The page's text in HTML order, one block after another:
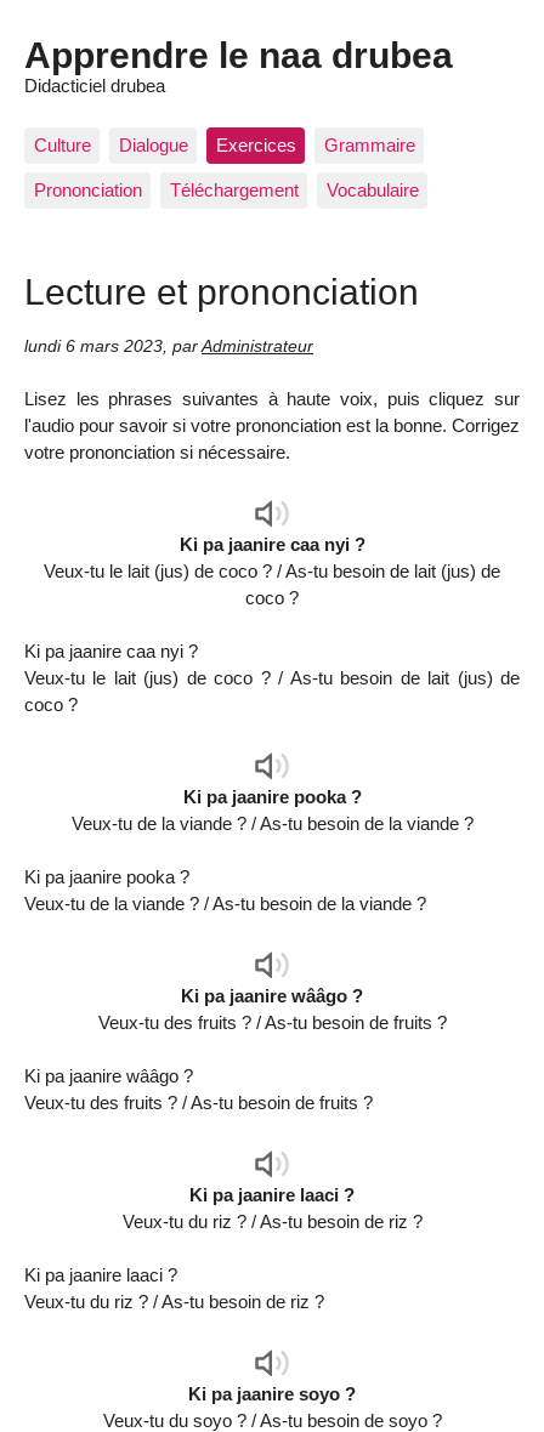
Apprendre le naa drubea
Didacticiel drubea
Culture Dialogue Exercices Grammaire
Prononciation Téléchargement Vocabulaire
Lecture et prononciation
lundi 6 mars 2023 par Administrateur
Lisez les phrases suivantes à haute voix, puis cliquez sur
l'audio pour savoir si votre prononciation est la bonne. Corrigez
votre prononciation si nécessaire.
Audio
Player
Ki pa jaanire caa nyi ?
Veux-tu le lait (jus) de coco ? / As-tu besoin de lait (jus) de
coco ?
Ki pa jaanire caa nyi ?
Veux-tu le lait (jus) de coco ? / As-tu besoin de lait (jus) de
coco ?
Audio
Player
Ki pa jaanire pooka ?
Veux-tu de la viande ? / As-tu besoin de la viande ?
Ki pa jaanire pooka ?
Veux-tu de la viande ? / As-tu besoin de la viande ?
Audio
Player
Ki pa jaanire wââgo ?
Veux-tu des fruits ? / As-tu besoin de fruits ?
Ki pa jaanire wââgo ?
Veux-tu des fruits ? / As-tu besoin de fruits ?
Audio
Player
Ki pa jaanire laaci ?
Veux-tu du riz ? / As-tu besoin de riz ?
Ki pa jaanire laaci ?
Veux-tu du riz ? / As-tu besoin de riz ?
Audio
Player
Ki pa jaanire soyo ?
Veux-tu du soyo ? / As-tu besoin de soyo ?